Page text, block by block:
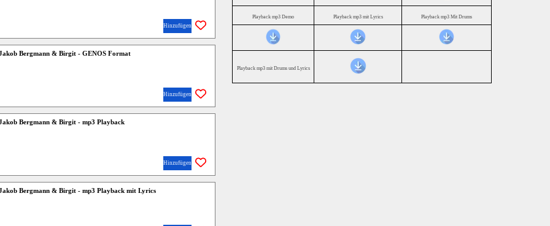
Hinzufügen
Bergmann & Birgit - GENOS Format
Hinzufügen
Bergmann & Birgit - mp3 Playback
Hinzufügen
Bergmann & Birgit - mp3 Playback mit Lyrics
Playback mp3 Demo Playback mp3 mit Lyrics Playback mp3 Mit Drums
Playback mp3 mit Drums und Lyrics